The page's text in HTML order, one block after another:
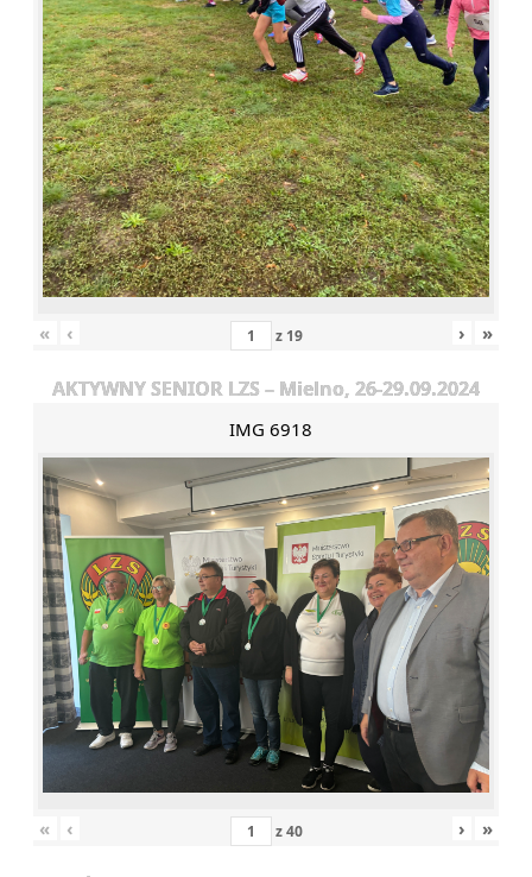
« ‹ z 19 › »
AKTYWNY SENIOR LZS – Mielno, 26-29.09.2024
IMG 6918
« ‹ z40 › »